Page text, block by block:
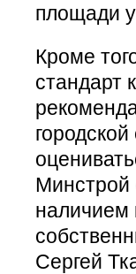
площади
Кроме
стандарт
Минстрой
наличием
Сергей